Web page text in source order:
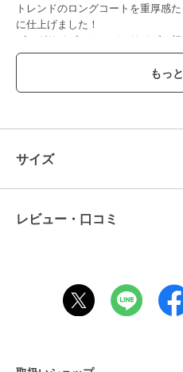
トレンドのロングコートを重厚感
に仕上げました！
ビッグサイズ・オーバーサイズと
可能に！
重厚なコートのディテールが随所
す！
超ロングコートをラフに羽織って
だけます！
細部に至るまでコートならではの
りが詰まった一着です！
羽織るだけで着丈の長さが今年ら
サイズ
レビュー・口コミ